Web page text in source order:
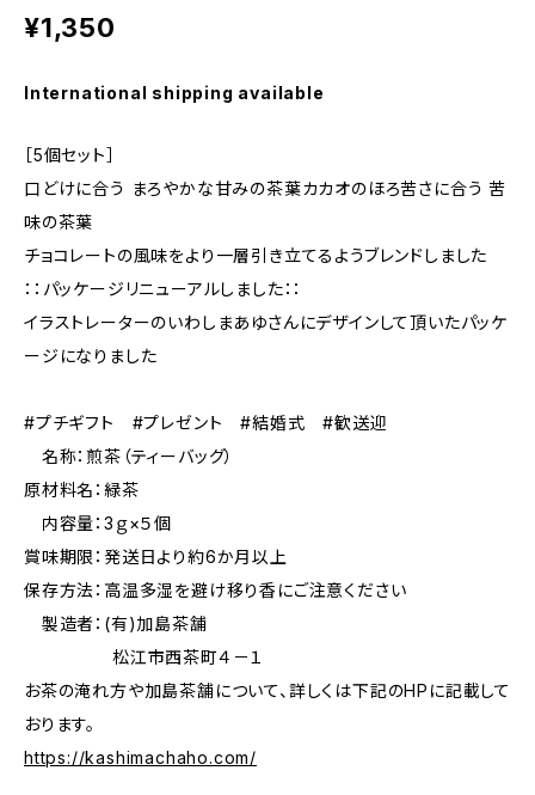
¥1,350
International shipping available
［5個セット］
口どけに合う まろやかな甘みの茶葉カカオのほろ苦さに合う 苦
味の茶葉
チョコレートの風味をより一層引き立てるようブレンドしました
：：パッケージリニューアルしました：：
イラストレーターのいわしまあゆさんにデザインして頂いたパッケ
ージになりました
#プチギフト #プレゼント #結婚式 #歓送迎
名称：煎茶（ティーバッグ）
原材料名：緑茶
内容量：3ｇ×５個
賞味期限：発送日より約6か月以上
保存方法：高温多湿を避け移り香にご注意ください
製造者：(有)加島茶舗
松江市西茶町４－１
お茶の淹れ方や加島茶舗について、詳しくは下記のHPに記載して
おります。
https://kashimachaho.com/